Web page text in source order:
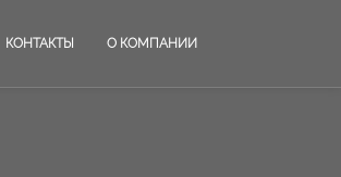
КОНТАКТЫ О КОМПАНИИ